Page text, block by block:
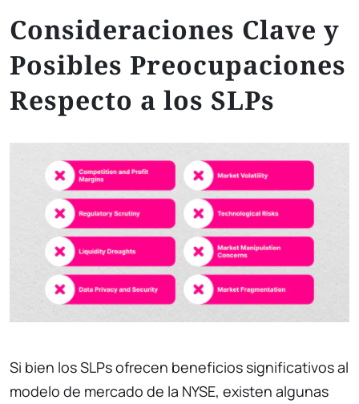
Consideraciones Clave y
Posibles Preocupaciones
Respecto a los SLPs
Si bien los SLPs ofrecen beneficios significativos al
modelo de mercado de la NYSE, existen algunas